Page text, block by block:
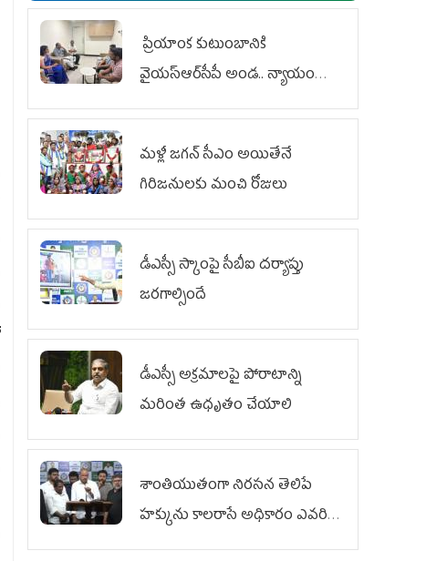
ప్రియాంక కుటుంబానికి
వైయ‌స్ఆర్‌సీపీ అండ.. న్యాయం
జరిగే వరకు పోరాటం
మళ్లీ జగన్ సీఎం అయితేనే
గిరిజనులకు మంచి రోజులు
డీఎస్సీ స్కాంపై సీబీఐ దర్యాప్తు
జరగాల్సిందే
డీఎస్సీ అక్రమాలపై పోరాటాన్ని
మరింత ఉధృతం చేయాలి
శాంతియుతంగా నిరసన తెలిపే
హక్కును కాలరాసే అధికారం ఎవరికీ
లేదు